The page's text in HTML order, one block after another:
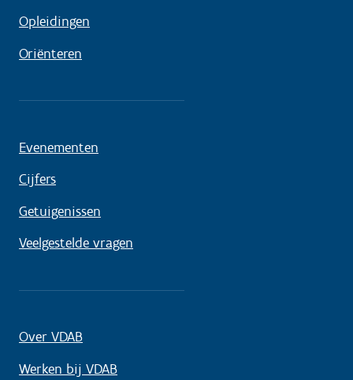
Opleidingen
Oriënteren
Evenementen
Cijfers
Getuigenissen
Veelgestelde vragen
Over VDAB
Werken bij VDAB